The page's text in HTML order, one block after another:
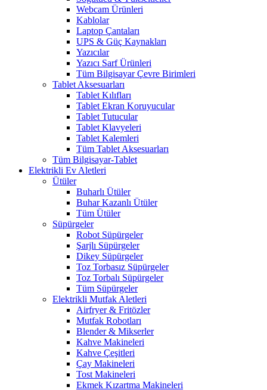
Webcam Ürünleri
Kablolar
Laptop Çantaları
UPS & Güç Kaynakları
Yazıcılar
Yazıcı Sarf Ürünleri
Tüm Bilgisayar Çevre Birimleri
Tablet Aksesuarları
Tablet Kılıfları
Tablet Ekran Koruyucular
Tablet Tutucular
Tablet Klavyeleri
Tablet Kalemleri
Tüm Tablet Aksesuarları
Tüm Bilgisayar-Tablet
Elektrikli Ev Aletleri
Ütüler
Buharlı Ütüler
Buhar Kazanlı Ütüler
Tüm Ütüler
Süpürgeler
Robot Süpürgeler
Şarjlı Süpürgeler
Dikey Süpürgeler
Toz Torbasız Süpürgeler
Toz Torbalı Süpürgeler
Tüm Süpürgeler
Elektrikli Mutfak Aletleri
Airfryer & Fritözler
Mutfak Robotları
Blender & Mikserler
Kahve Makineleri
Kahve Çeşitleri
Çay Makineleri
Tost Makineleri
Ekmek Kızartma Makineleri